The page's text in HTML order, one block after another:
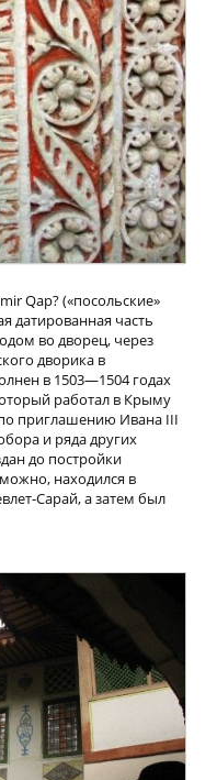
Qap? («посольские»
датированная часть
во дворец, через
дворика в
в 1503—1504 годах
работал в Крыму
приглашению Ивана III
и ряда других
до постройки
находился в
Сарай, а затем был